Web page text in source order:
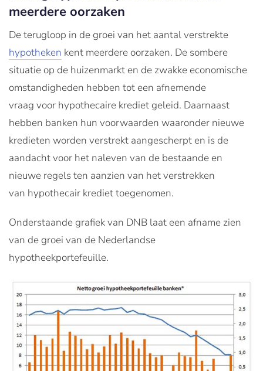
meerdere oorzaken
De terugloop in de groei van het aantal verstrekte
hypotheken kent meerdere oorzaken. De sombere
situatie op de huizenmarkt en de zwakke economische
omstandigheden hebben tot een afnemende
vraag voor hypothecaire krediet geleid. Daarnaast
hebben banken hun voorwaarden waaronder nieuwe
kredieten worden verstrekt aangescherpt en is de
aandacht voor het naleven van de bestaande en
nieuwe regels ten aanzien van het verstrekken
van hypothecair krediet toegenomen.
Onderstaande grafiek van DNB laat een afname zien
van de groei van de Nederlandse
hypotheekportefeuille.